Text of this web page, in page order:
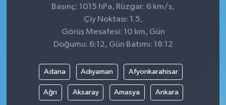
Basınç: 1015 hPa, Rüzgar: 6 km/s,
Çiy Noktası: 1.5,
Görüş Mesafesi: 10 km, Gün
Doğumu: 6:12, Gün Batımı: 18:12
Adana Adıyaman Afyonkarahisar
Ağrı Aksaray Amasya Ankara